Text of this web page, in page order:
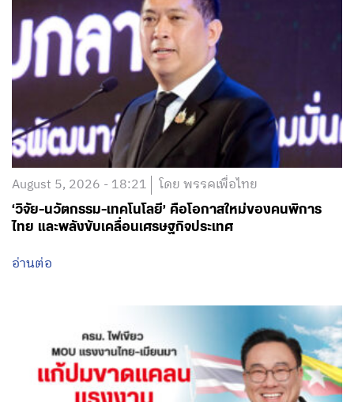
August 5, 2026 - 18:21 โดย พรรคเพื่อไทย
‘วิจัย-นวัตกรรม-เทคโนโลยี’ คือโอกาสใหม่ของคนพิการ
ไทย และพลังขับเคลื่อนเศรษฐกิจประเทศ
อ่านต่อ